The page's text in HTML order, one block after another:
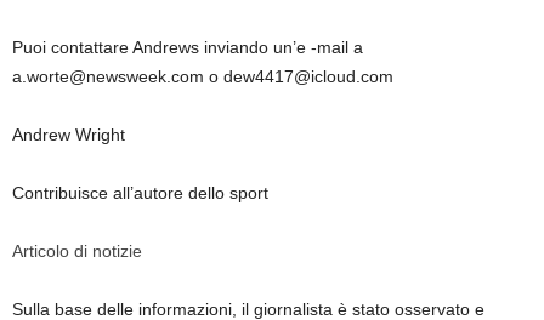
Puoi contattare Andrews inviando un’e -mail a
a.worte@newsweek.com o dew4417@icloud.com
Andrew Wright
Contribuisce all’autore dello sport
Articolo di notizie
Sulla base delle informazioni, il giornalista è stato osservato e